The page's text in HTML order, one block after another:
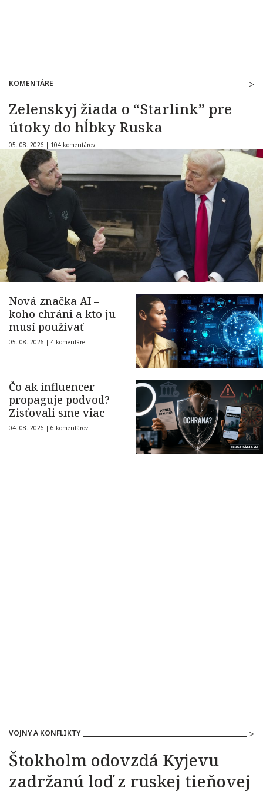
KOMENTÁRE
Zelenskyj žiada o “Starlink” pre
útoky do hĺbky Ruska
05. 08. 2026 | 104 komentárov
Nová značka AI –
koho chráni a kto ju
musí používať
05. 08. 2026 | 4 komentáre
Čo ak influencer
propaguje podvod?
Zisťovali sme viac
04. 08. 2026 | 6 komentárov
VOJNY A KONFLIKTY
Štokholm odovzdá Kyjevu
zadržanú loď z ruskej tieňovej